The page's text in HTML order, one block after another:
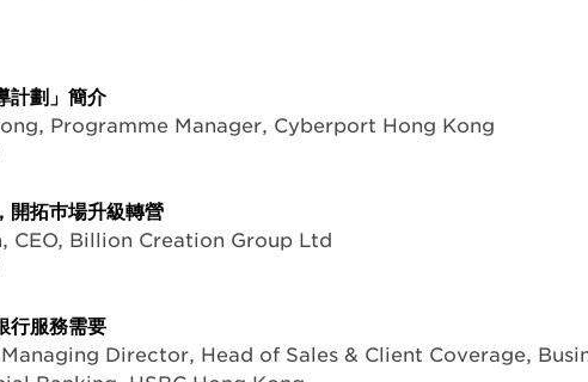
計劃」簡介
Programme Manager, Cyberport Hong Kong
開拓巿場升級轉營
CEO, Billion Creation Group Ltd
行服務需要
Director, Head of Sales & Client Coverage,